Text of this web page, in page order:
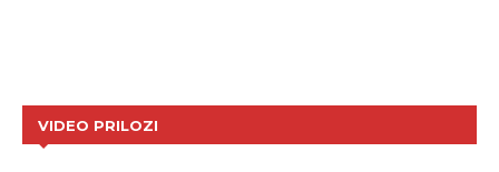
VIDEO PRILOZI